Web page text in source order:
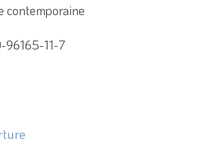
contemporaine
96165-11-7